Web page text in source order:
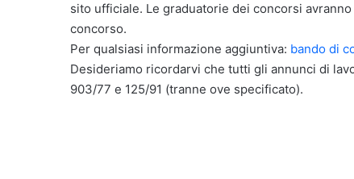
sito ufficiale. Le graduatorie dei concorsi
concorso.
Per qualsiasi informazione aggiuntiva: bando di
Desideriamo ricordarvi che tutti gli annunci di
903/77 e 125/91 (tranne ove specificato).